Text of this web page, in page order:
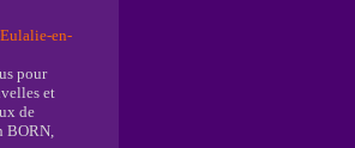
en-
pour
et
de
BORN,